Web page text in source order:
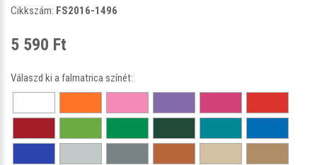
Cikkszám: FS2016-1496
5 590 Ft
Válaszd ki a falmatrica színét: